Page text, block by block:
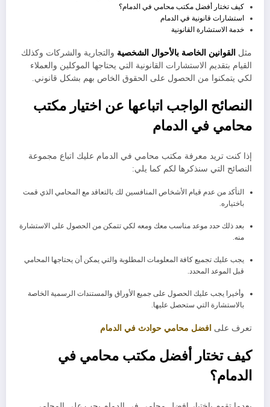
كيف تختار أفضل مكتب محامي في الدمام؟
استشارات قانونية في الدمام
خدمة الاستشارة القانونية
مثل القوانين الخاصة بالأحوال الشخصية والتجارية والشركات وكذلك
القيام بتقديم الاستشارات القانونية التي يحتاجها الموكلين والعملاء
لكي يتمكنوا من الحصول على الحقوق الخاص بهم بشكل قانوني.
النصائح الواجب اتباعها عن اختيار مكتب
محامي في الدمام
إذا كنت تريد معرفة مكتب محامي في الدمام عليك اتباع مجموعة
النصائح التي سنذكرها لكم كما يلي:
التأكد من عدم قيام الأشخاص المنافسين لك بالتعاقد مع المحامي الذي قمت
باختياره.
بعد ذلك حدد موعد مناسب معك ومعه لكي تتمكن من الحصول على الاستشارة
منه.
يجب عليك تجميع كافة المعلومات المطلوبة والتي يمكن أن يحتاجها المحامي
قبل الموعد المحدد.
وأخيرا يجب عليك الحصول على جميع الأوراق والمستندات الرسمية الخاصة
بالاستشارة التي ستحصل عليها.
تعرف على افضل محامي حوادث في الدمام
كيف تختار أفضل مكتب محامي في
الدمام؟